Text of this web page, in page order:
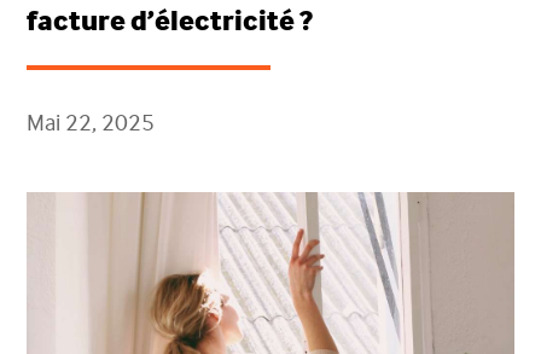
facture d’électricité ?
Mai 22, 2025